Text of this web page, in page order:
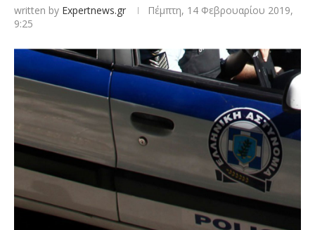
written by Expertnews.gr
Πέμπτη, 14 Φεβρουαρίου 2019,
9:25